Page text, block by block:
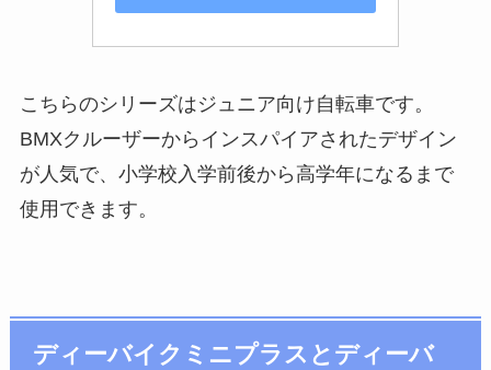
こちらのシリーズはジュニア向け自転車です。
BMXクルーザーからインスパイアされたデザイン
が人気で、小学校入学前後から高学年になるまで
使用できます。
ディーバイクミニプラスとディーバ